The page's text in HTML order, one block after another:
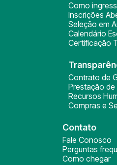
Como
Inscrições
Seleção em
Calendário
Certificação
Contrato de
Prestação
Recursos
Compras e
Contato
Fale Conosco
Perguntas
Como chegar